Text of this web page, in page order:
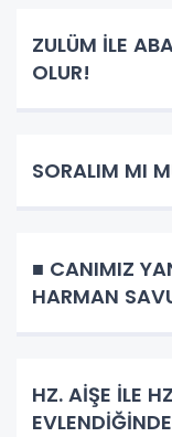
ZULÜM İLE
OLUR!
SORALIM MI
■ CANIMIZ
HARMAN
HZ. AİŞE İLE